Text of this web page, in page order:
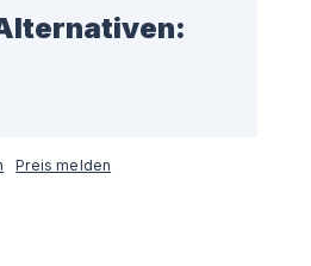
Preis melden